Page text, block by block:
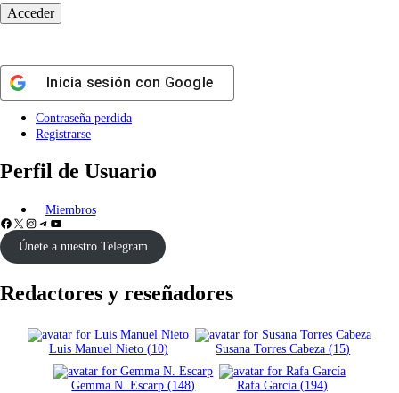
Inicia sesión con Google
Contraseña perdida
Registrarse
Perfil de Usuario
Miembros
Facebook
X Instagram
Telegram
YouTube
Únete a nuestro Telegram
Redactores y reseñadores
Luis Manuel Nieto (10) Susana Torres Cabeza(15)
Gemma N. Escarp(148) Rafa García (194)